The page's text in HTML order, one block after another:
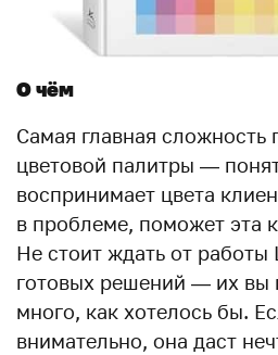
О чём
Самая главная сложность
цветовой палитры —
воспринимает цвета
в проблеме, поможет эта
Не стоит ждать от
готовых решений — их вы
много, как хотелось бы.
внимательно, она даст